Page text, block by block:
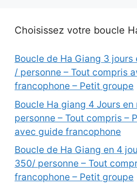
Choisissez votre boucle
Boucle de Ha Giang 3
/ personne – Tout compris
francophone – Petit groupe
Boucle Ha giang 4 Jours
personne – Tout compris –
avec guide francophone
Boucle de Ha Giang en 4
350/ personne – Tout
francophone – Petit groupe